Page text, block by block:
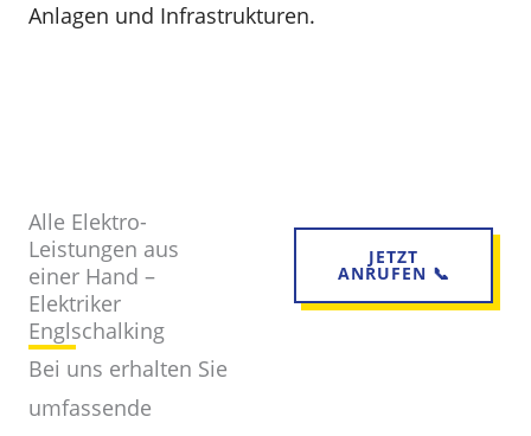
Anlagen und Infrastrukturen.
Alle Elektro-
Leistungen aus
einer Hand –
Elektriker
Englschalking
Bei uns erhalten Sie
umfassende
JETZT
ANRUFEN 📞